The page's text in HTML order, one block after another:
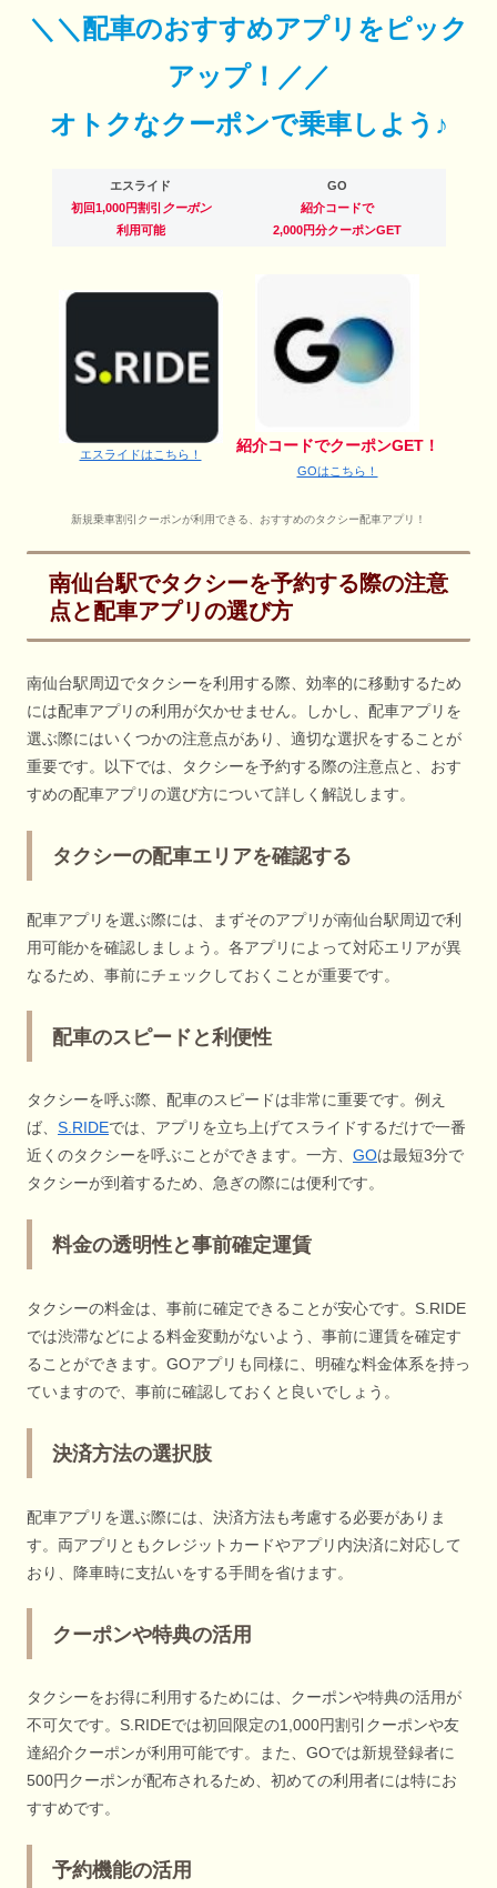
＼＼配車のおすすめアプリをピック
アップ！／／
オトクなクーポンで乗車しよう♪
エスライド
初回1,000円割引 クーポン
利用可能
GO
紹介コードで
2,000円分クーポンGET
エスライドはこちら！
紹介コードでクーポンGET！
GOはこちら！
新規乗車割引クーポンが利用できる、おすすめのタクシー配車アプリ！
南仙台駅でタクシーを予約する際の注意
点と配車アプリの選び方
南仙台駅周辺でタクシーを利用する際、効率的に移動するため
には配車アプリの利用が欠かせません。しかし、配車アプリを
選ぶ際にはいくつかの注意点があり、適切な選択をすることが
重要です。以下では、タクシーを予約する際の注意点と、おす
すめの配車アプリの選び方について詳しく解説します。
タクシーの配車エリアを確認する
配車アプリを選ぶ際には、まずそのアプリが南仙台駅周辺で利
用可能かを確認しましょう。各アプリによって対応エリアが異
なるため、事前にチェックしておくことが重要です。
配車のスピードと利便性
タクシーを呼ぶ際、配車のスピードは非常に重要です。例え
ば、 S.RIDEでは、アプリを立ち上げてスライドするだけで一番
近くのタクシーを呼ぶことができます。一方、 GOは最短3分で
タクシーが到着するため、急ぎの際には便利です。
料金の透明性と事前確定運賃
タクシーの料金は、事前に確定できることが安心です。S.RIDE
では渋滞などによる料金変動がないよう、事前に運賃を確定す
ることができます。GOアプリも同様に、明確な料金体系を持っ
ていますので、事前に確認しておくと良いでしょう。
決済方法の選択肢
配車アプリを選ぶ際には、決済方法も考慮する必要がありま
す。両アプリともクレジットカードやアプリ内決済に対応して
おり、降車時に支払いをする手間を省けます。
クーポンや特典の活用
タクシーをお得に利用するためには、クーポンや特典の活用が
不可欠です。S.RIDEでは初回限定の1,000円割引クーポンや友
達紹介クーポンが利用可能です。また、GOでは新規登録者に
500円クーポンが配布されるため、初めての利用者には特にお
すすめです。
予約機能の活用